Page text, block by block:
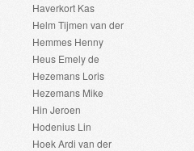
Haverkort Kas
Helm Tijmen van der
Hemmes Henny
Heus Emely de
Hezemans Loris
Hezemans Mike
Hin Jeroen
Hodenius Lin
Hoek Ardi van der